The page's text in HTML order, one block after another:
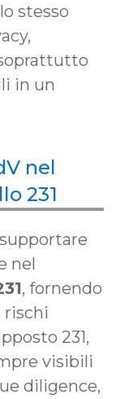
stesso
in un
nel
231
nel
, fornendo
rischi
231,
visibili
diligence,